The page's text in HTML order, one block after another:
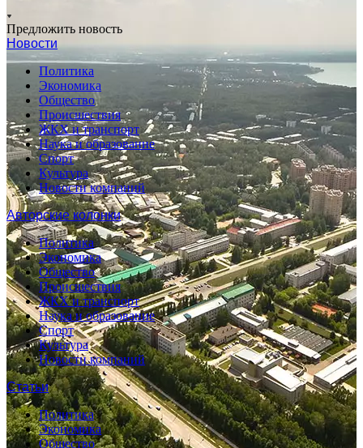
Предложить новость
Новости
Политика
Экономика
Общество
Происшествия
ЖКХ и транспорт
Наука и образование
Спорт
Культура
Новости компаний
Авторские колонки
Политика
Экономика
Общество
Происшествия
ЖКХ и транспорт
Наука и образование
Спорт
Культура
Новости компаний
Статьи
Политика
Экономика
Общество